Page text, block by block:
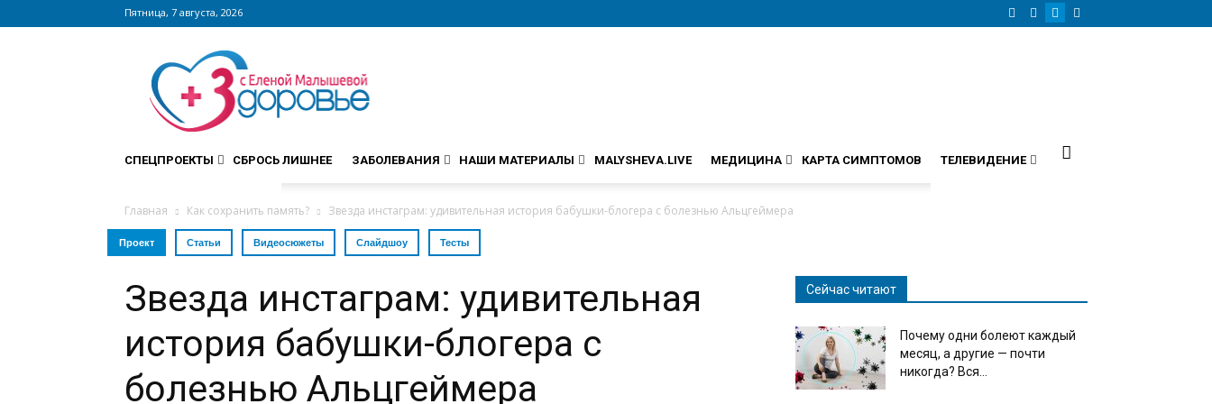
Пятница, 7 августа, 2026
Сайт
zdorovieinfo.ru
крупнейший
медицинский
интернет-
СПЕЦПРОЕКТЫ СБРОСЬ ЛИШНЕЕ ЗАБОЛЕВАНИЯ НАШИ МАТЕРИАЛЫ MALYSHEVA.LIVE МЕДИЦИНА КАРТА СИМПТОМОВ ТЕЛЕВИДЕНИЕ
Главная Как сохранить память? Звезда инстаграм: удивительная история бабушки-блогера с болезнью Альцгеймера
Проект Статьи Видеосюжеты Слайдшоу Тесты
Звезда инстаграм: удивительная
история бабушки-блогера с
болезнью Альцгеймера
Сейчас читают
Почему одни болеют каждый
месяц, а другие — почти
никогда? Вся...